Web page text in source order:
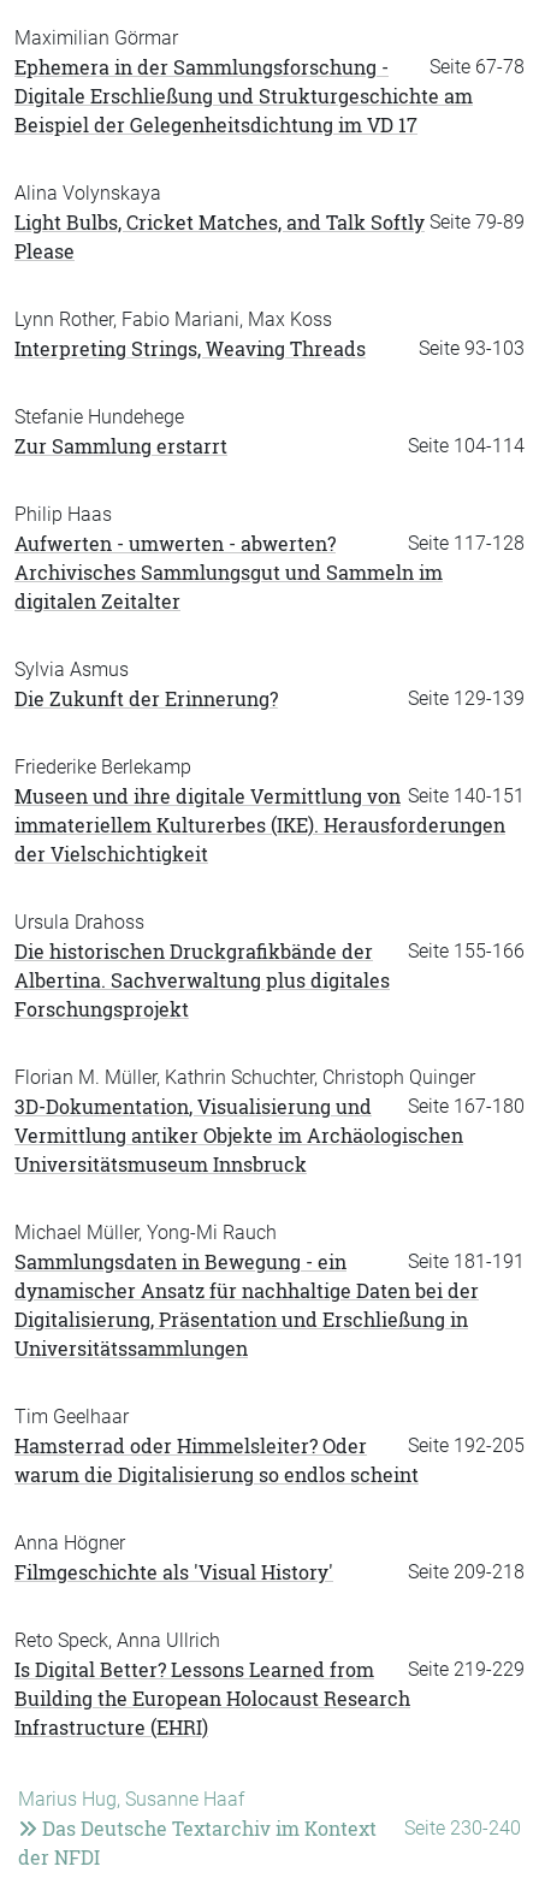
Maximilian Görmar
Seite 67-78
Ephemera in der Sammlungsforschung -
Digitale Erschließung und Strukturgeschichte am
Beispiel der Gelegenheitsdichtung im VD 17
Alina Volynskaya
Seite 79-89
Light Bulbs, Cricket Matches, and Talk Softly
Please
Lynn Rother, Fabio Mariani, Max Koss
Seite 93-103
Interpreting Strings, Weaving Threads
Stefanie Hundehege
Seite 104-114
Zur Sammlung erstarrt
Philip Haas
Seite 117-128
Aufwerten - umwerten - abwerten?
Archivisches Sammlungsgut und Sammeln im
digitalen Zeitalter
Sylvia Asmus
Seite 129-139
Die Zukunft der Erinnerung?
Friederike Berlekamp
Seite 140-151
Museen und ihre digitale Vermittlung von
immateriellem Kulturerbes (IKE). Herausforderungen
der Vielschichtigkeit
Ursula Drahoss
Seite 155-166
Die historischen Druckgrafikbände der
Albertina. Sachverwaltung plus digitales
Forschungsprojekt
Florian M. Müller, Kathrin Schuchter, Christoph Quinger
Seite 167-180
3D-Dokumentation, Visualisierung und
Vermittlung antiker Objekte im Archäologischen
Universitäts­museum Innsbruck
Michael Müller, Yong-Mi Rauch
Seite 181-191
Sammlungsdaten in Bewegung - ein
dynamischer Ansatz für nachhaltige Daten bei der
Digitali­sierung, Präsentation und Erschließung in
Universitätssammlungen
Tim Geelhaar
Seite 192-205
Hamsterrad oder Himmelsleiter? Oder
warum die Digitalisierung so endlos scheint
Anna Högner
Seite 209-218
Filmgeschichte als 'Visual History'
Reto Speck, Anna Ullrich
Seite 219-229
Is Digital Better? Lessons Learned from
Building the European Holocaust Research
Infrastructure (EHRI)
Marius Hug, Susanne Haaf
Seite 230-240
Das Deutsche Textarchiv im Kontext
der NFDI